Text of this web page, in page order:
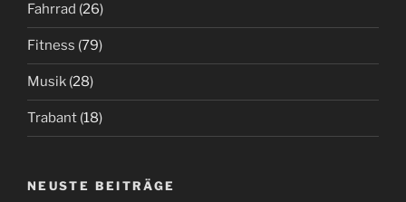
Fahrrad (26)
Fitness (79)
Musik (28)
Trabant (18)
NEUSTE BEITRÄGE